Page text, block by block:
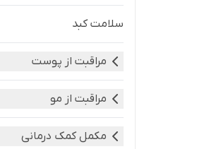
سلامت کبد
مراقبت از پوست
مراقبت از مو
مکمل کمک درمانی